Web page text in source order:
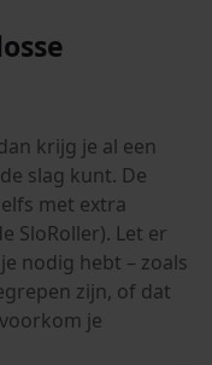
krijg je al een
slag kunt. De
met extra
SloRoller). Let er
nodig hebt – zoals
zijn, of dat
je